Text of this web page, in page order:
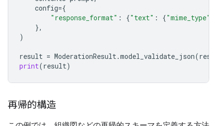
config={
"response_format" : {"text" : {"mime_type"
},
)
result = ModerationResult.model_validate_json(
print(result)
再帰的構造